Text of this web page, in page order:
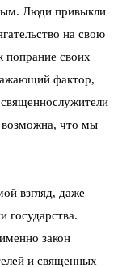
Люди привыкли
на свою
попрание своих
фактор,
священнослужители
возможна, что мы
взгляд, даже
государства.
закон
и священных